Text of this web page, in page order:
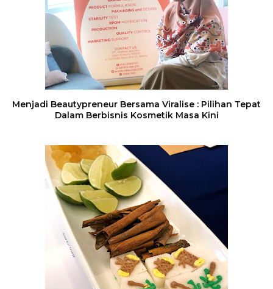
Menjadi Beautypreneur Bersama Viralise : Pilihan Tepat
Dalam Berbisnis Kosmetik Masa Kini